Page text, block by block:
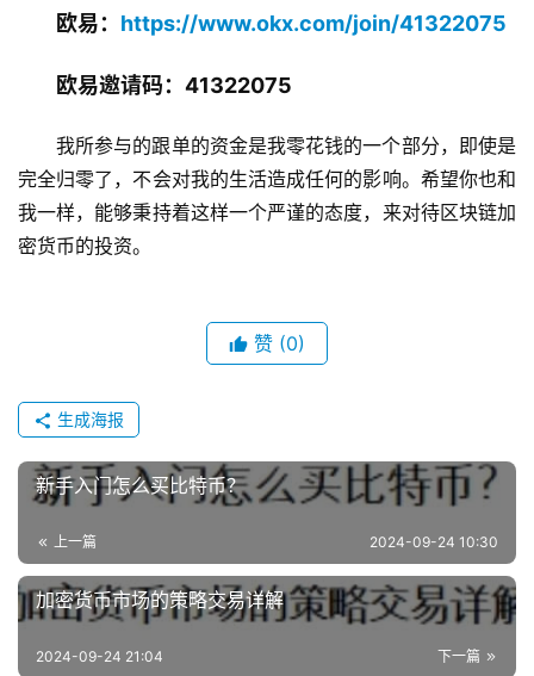
欧易： https://www.okx.com/join/41322075
欧易邀请码：41322075
我所参与的跟单的资金是我零花钱的一个部分，即使是
完全归零了，不会对我的生活造成任何的影响。希望你也和
我一样，能够秉持着这样一个严谨的态度，来对待区块链加
密货币的投资。
赞 (0)
生成海报
新手入门怎么买比特币？
上一篇 2024-09-24 10:30
加密货币市场的策略交易详解
下一篇
2024-09-24 21:04